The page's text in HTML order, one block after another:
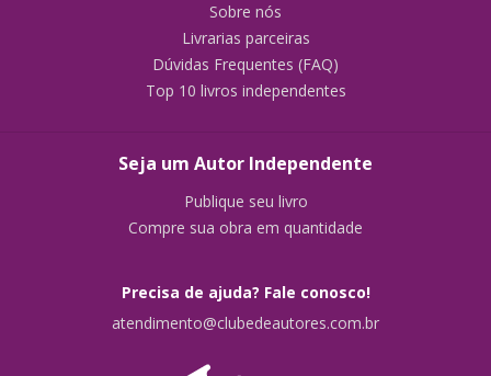
Sobre nós
Livrarias parceiras
Dúvidas Frequentes (FAQ)
Top 10 livros independentes
Seja um Autor Independente
Publique seu livro
Compre sua obra em quantidade
Precisa de ajuda? Fale conosco!
atendimento@clubedeautores.com.br